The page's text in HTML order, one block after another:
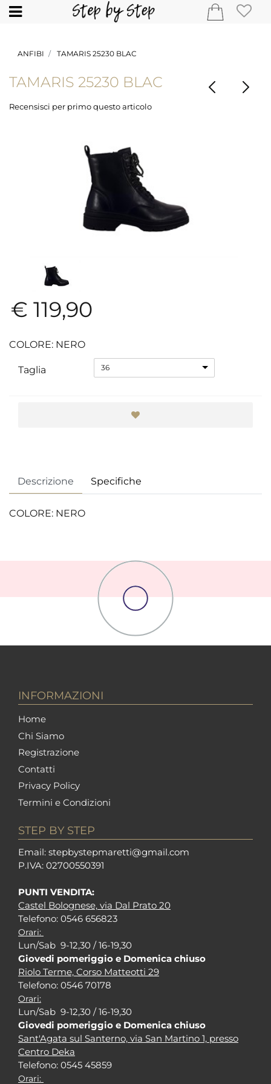
Open
ANFIBI TAMARIS 25230 BLAC
TAMARIS 25230 BLAC
Recensisci per primo questo articolo
€ 119,90
COLORE: NERO
Taglia 36
Descrizione Specifiche
COLORE: NERO
INFORMAZIONI
Home
Chi Siamo
Registrazione
Contatti
Privacy Policy
Termini e Condizioni
STEP BY STEP
Email: stepbystepmaretti@gmail.com
P.IVA: 02700550391
PUNTI VENDITA:
Castel Bolognese, via Dal Prato 20
Telefono: 0546 656823
Orari:
Lun/Sab 9-12,30 / 16-19,30
Giovedi pomeriggio e Domenica chiuso
Riolo Terme, Corso Matteotti 29
Telefono: 0546 70178
Orari:
Lun/Sab 9-12,30 / 16-19,30
Giovedi pomeriggio e Domenica chiuso
Sant'Agata sul Santerno, via San Martino 1, presso
Centro Deka
Telefono: 0545 45859
Orari: